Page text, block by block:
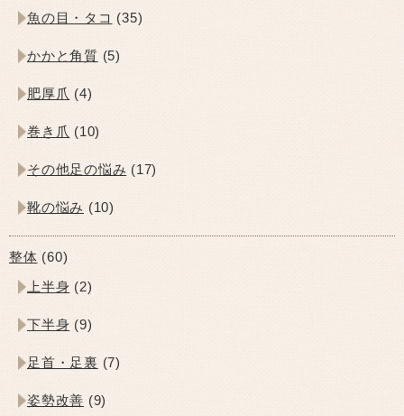
魚の目・タコ (35)
かかと角質 (5)
肥厚爪 (4)
巻き爪 (10)
その他足の悩み (17)
靴の悩み (10)
整体 (60)
上半身 (2)
下半身 (9)
足首・足裏 (7)
姿勢改善 (9)